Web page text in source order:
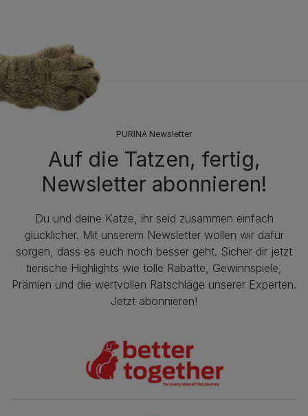
PURINA Newsletter
Auf die Tatzen, fertig,
Newsletter abonnieren!
Du und deine Katze, ihr seid zusammen einfach
glücklicher. Mit unserem Newsletter wollen wir dafür
sorgen, dass es euch noch besser geht. Sicher dir jetzt
tierische Highlights wie tolle Rabatte, Gewinnspiele,
Prämien und die wertvollen Ratschläge unserer Experten.
Jetzt abonnieren!